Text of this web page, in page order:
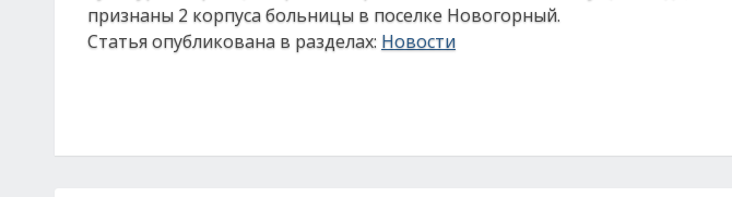
признаны 2 корпуса больницы в поселке Новогорный.
Статья опубликована в разделах: Новости